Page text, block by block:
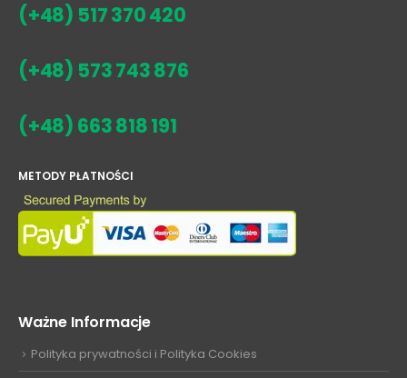
(+48) 517 370 420
(+48) 573 743 876
(+48) 663 818 191
METODY PŁATNOŚCI
Ważne Informacje
Polityka prywatności i Polityka Cookies